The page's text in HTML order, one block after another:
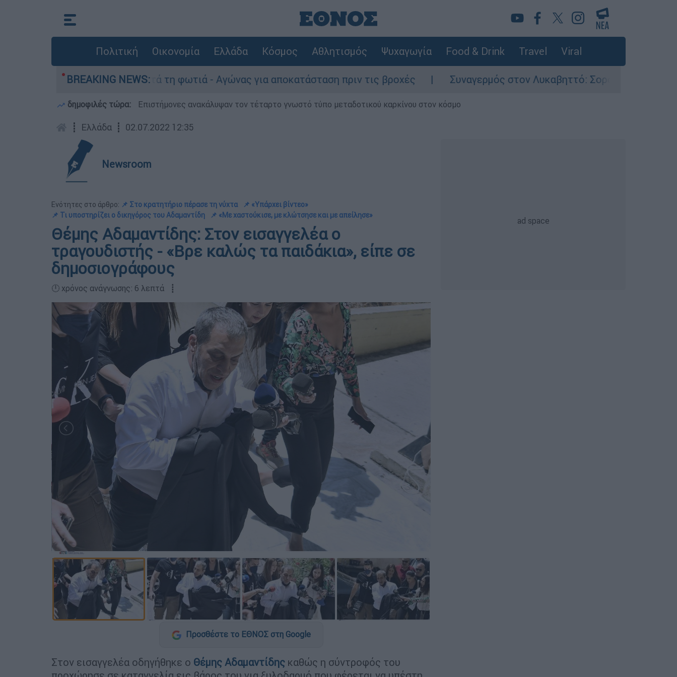
Πολιτική Οικονομία Ελλάδα Κόσμος Αθλητισμός Ψυχαγωγία Food & Drink Travel Viral
BREAKING NEWS:
Γερμανό μετά τη φωτιά - Αγώνας για αποκατάσταση πριν τις βροχές Συναγερμός στον Λυκαβηττό: Σορός σε προχωρημένη σήψη
δημοφιλές τώρα: Επιστήμονες ανακάλυψαν τον τέταρτο γνωστό τύπο μεταδοτικού καρκίνου στον κόσμο
┋ Ελλάδα ┋ 02.07.2022 12:35
Newsroom
Ενότητες στο άρθρο: 📌 Στο κρατητήριο πέρασε τη νύχτα
📌 «Υπάρχει βίντεο»
📌 Τι υποστηρίζει ο δικηγόρος του Αδαμαντίδη
📌 «Με χαστούκισε, με κλώτσησε και με απείλησε»
Θέμης Αδαμαντίδης: Στον εισαγγελέα ο
τραγουδιστής - «Βρε καλώς τα παιδάκια», είπε σε
δημοσιογράφους
🕛 χρόνος ανάγνωσης: 6 λεπτά ┋
Προσθέστε το ΕΘΝΟΣ στη Google
Στον εισαγγελέα οδηγήθηκε ο Θέμης Αδαμαντίδης καθώς η σύντροφός του